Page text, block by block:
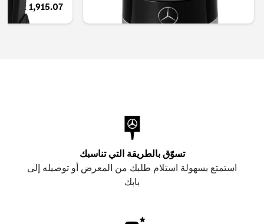
QAR 566.88
QAR 1,915.07
تسوّق بالطريقة التي تناسبك
استمتع بسهولة استلام طلبك من المعرض أو توصيله إلى
بابك